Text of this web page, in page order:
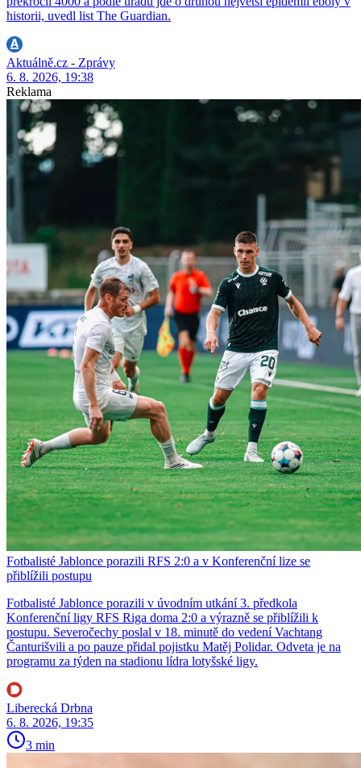
historii, uvedl list The Guardian.
Aktuálně.cz - Zprávy
6. 8. 2026, 19:38
Reklama
Fotbalisté Jablonce porazili RFS 2:0 a v Konferenční lize se
přiblížili postupu
Fotbalisté Jablonce porazili v úvodním utkání 3. předkola
Konferenční ligy RFS Riga doma 2:0 a výrazně se přiblížili k
postupu. Severočechy poslal v 18. minutě do vedení Vachtang
Čanturišvili a po pauze přidal pojistku Matěj Polidar. Odveta je na
programu za týden na stadionu lídra lotyšské ligy.
Liberecká Drbna
6. 8. 2026, 19:35
3 min